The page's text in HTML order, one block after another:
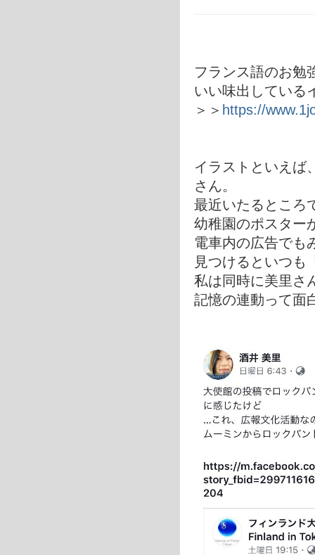
フランス語のお勉
いい味出している
＞＞ https://
イラストといえば
さん。
最近いたるところ
幼稚園のポスター
電車内の広告でも
見つけるといつも
私は同時に美里さ
記憶の連動って面